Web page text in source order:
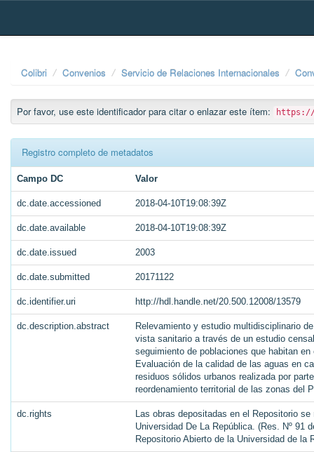
Skip
Colibri Convenios Servicio de Relaciones Internacionales
Por favor, use este identificador para citar o enlazar este ítem: https://
Registro completo de metadatos
Campo DC Valor
dc.date.accessioned 2018-04-10T19:08:39Z
dc.date.available 2018-04-10T19:08:39Z
dc.date.issued 2003
dc.date.submitted 20171122
dc.identifier.uri http://hdl.handle.net/20.500.12008/13579
dc.description.abstract
Relevamiento y estudio multidisciplinario
vista sanitario a través de un estudio
seguimiento de poblaciones que habitan
Evaluación de la calidad de las aguas en
residuos sólidos urbanos realizada por
reordenamiento territorial de las zonas del
dc.rights
Las obras depositadas en el Repositorio
Universidad De La República. (Res. Nº 91
Repositorio Abierto de la Universidad de la